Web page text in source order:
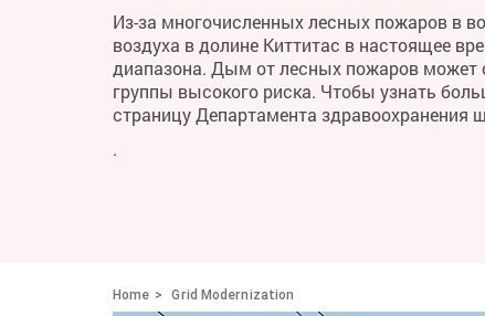
Из-за многочисленных лесных пожаров в
воздуха в долине Киттитас в настоящее
диапазона. Дым от лесных пожаров может
группы высокого риска. Чтобы узнать
страницу Департамента
.
Home Grid Modernization